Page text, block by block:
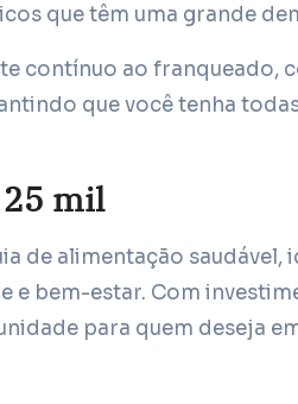
que têm uma grande
contínuo ao franqueado,
que você tenha
25 mil
de alimentação saudável,
e bem-estar. Com
para quem deseja